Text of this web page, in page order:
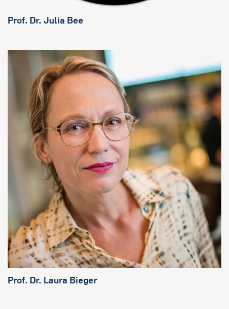
Prof. Dr. Julia Bee
Prof. Dr. Laura Bieger